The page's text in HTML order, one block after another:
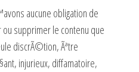
aucune obligation de
supprimer le contenu que
discrÃ©tion, Ãªtre
injurieux, diffamatoire,